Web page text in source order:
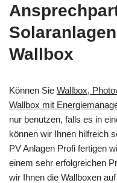
Wallbox
Können Sie Wallbox,
Wallbox mit
nur benutzen, falls es in
können wir Ihnen hilfreich
PV Anlagen Profi fertigen
einem sehr erfolgreichen
wir Ihnen die Wallboxen